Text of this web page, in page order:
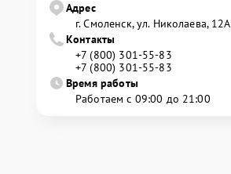
Адрес
г. Смоленск, ул. Николаева, 12А
Контакты
+7 (800) 301-55-83
+7 (800) 301-55-83
Время работы
Работаем с 09:00 до 21:00